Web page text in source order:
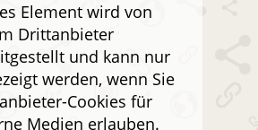
Element wird von
Drittanbieter
und kann nur
werden, wenn Sie
Cookies für
Medien erlauben.